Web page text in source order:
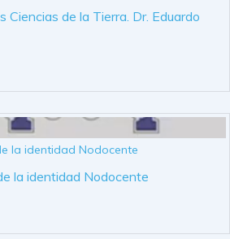
Ciencias de la Tierra. Dr. Eduardo
la identidad Nodocente